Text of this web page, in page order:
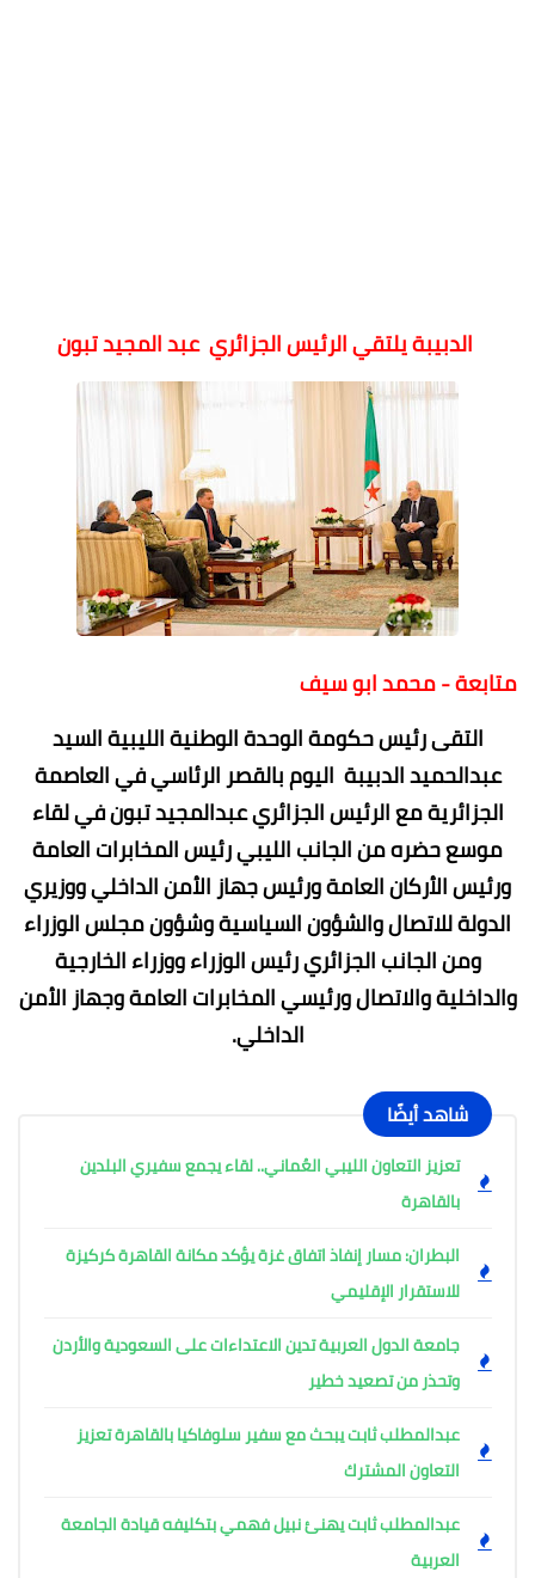
الدبيبة يلتقي الرئيس الجزائري عبد المجيد تبون
متابعة - محمد ابو سيف
التقى رئيس حكومة الوحدة الوطنية الليبية السيد
عبدالحميد الدبيبة اليوم بالقصر الرئاسي في العاصمة
الجزائرية مع الرئيس الجزائري عبدالمجيد تبون في لقاء
موسع حضره من الجانب الليبي رئيس المخابرات العامة
ورئيس الأركان العامة ورئيس جهاز الأمن الداخلي ووزيري
الدولة للاتصال والشؤون السياسية وشؤون مجلس الوزراء
ومن الجانب الجزائري رئيس الوزراء ووزراء الخارجية
والداخلية والاتصال ورئيسي المخابرات العامة وجهاز الأمن
الداخلي.
شاهد أيضًا
تعزيز التعاون الليبي العُماني.. لقاء يجمع سفيري البلدين
بالقاهرة
البطران: مسار إنفاذ اتفاق غزة يؤكد مكانة القاهرة كركيزة
للاستقرار الإقليمي
جامعة الدول العربية تدين الاعتداءات على السعودية والأردن
وتحذر من تصعيد خطير
عبدالمطلب ثابت يبحث مع سفير سلوفاكيا بالقاهرة تعزيز
التعاون المشترك
عبدالمطلب ثابت يهنئ نبيل فهمي بتكليفه قيادة الجامعة
العربية